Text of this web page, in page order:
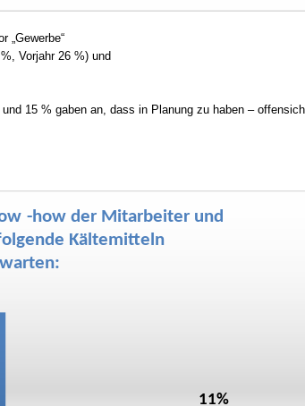
„Gewerbe“
Vorjahr 26 %) und
15 % gaben an, dass in Planung zu haben –